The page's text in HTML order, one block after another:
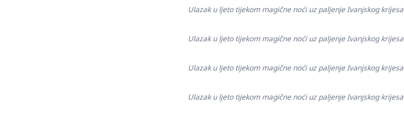
Ulazak u ljeto tijekom magične noći uz paljenje Ivanjskog krijesa
Ulazak u ljeto tijekom magične noći uz paljenje Ivanjskog krijesa
Ulazak u ljeto tijekom magične noći uz paljenje Ivanjskog krijesa
Ulazak u ljeto tijekom magične noći uz paljenje Ivanjskog krijesa